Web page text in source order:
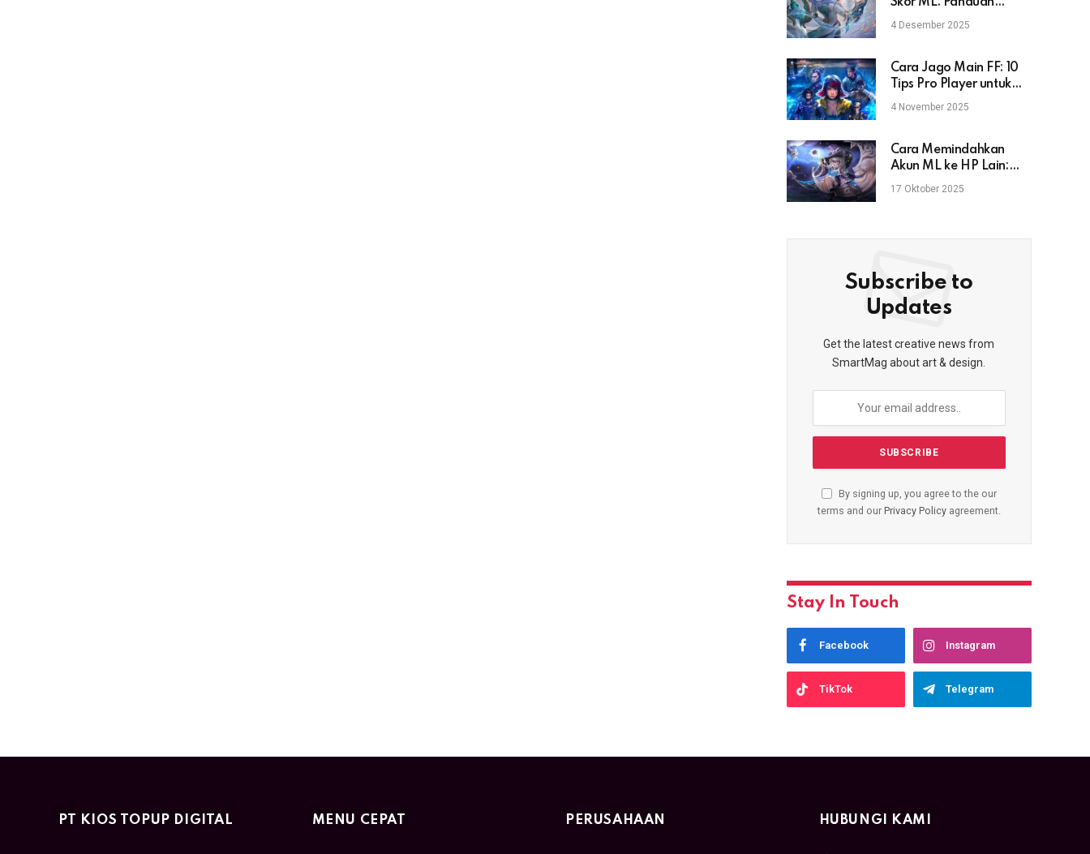
Lengkap untuk Pemain
4 Desember 2025
Cara Jago Main FF: 10
Tips Pro Player untuk
Naik Rank & Booyah
4 November 2025
Cara Memindahkan
Akun ML ke HP Lain:
Aman, Cepat, dan Anti
17 Oktober 2025
Subscribe to
Updates
Get the latest creative news from
SmartMag about art & design.
By signing up, you agree to the our
terms and our Privacy Policyagreement.
Stay In Touch
Facebook Instagram
TikTok Telegram
PT KIOS TOPUP DIGITAL MENU CEPAT PERUSAHAAN HUBUNGI KAMI